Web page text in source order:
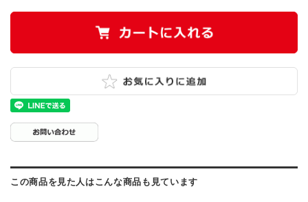
この商品を見た人はこんな商品も見ています